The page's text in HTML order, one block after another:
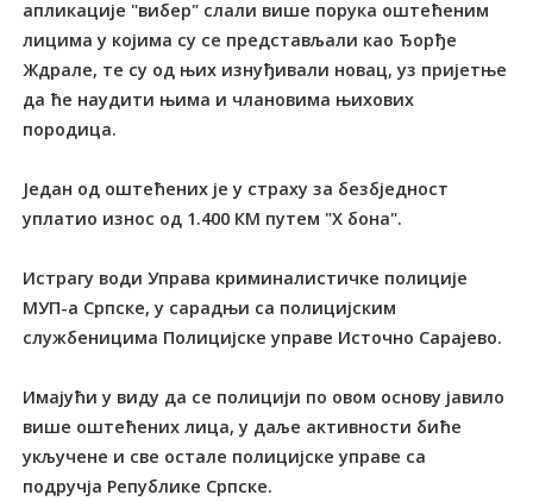
апликације "вибер" слали више порука оштећеним
лицима у којима су се представљали као Ђорђе
Ждрале, те су од њих изнуђивали новац, уз пријетње
да ће наудити њима и члановима њихових
породица.
Један од оштећених је у страху за безбједност
уплатио износ од 1.400 КМ путем "X бона".
Истрагу води Управа криминалистичке полиције
МУП-а Српске, у сарадњи са полицијским
службеницима Полицијске управе Источно Сарајево.
Имајући у виду да се полицији по овом основу јавило
више оштећених лица, у даље активности биће
укључене и све остале полицијске управе са
подручја Републике Српске.